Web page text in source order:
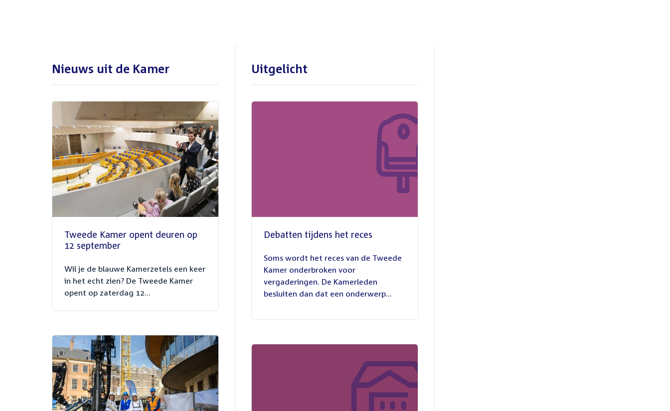
Nieuws uit de Kamer
Tweede Kamer opent deuren op
12 september
Wil je de blauwe Kamerzetels een keer
in het echt zien? De Tweede Kamer
opent op zaterdag 12...
Uitgelicht
Debatten tijdens het reces
juli
2026
Soms wordt het reces van de Tweede
Kamer onderbroken voor
vergaderingen. De Kamerleden
besluiten dan dat een onderwerp...